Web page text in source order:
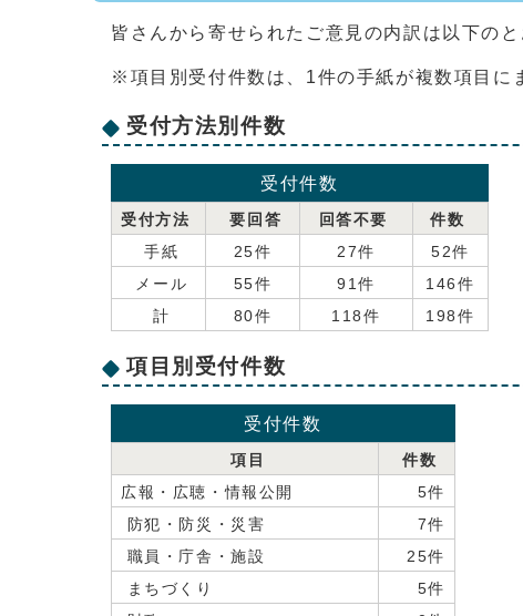
皆さんから寄せられたご意見の内訳は以下のと
※項目別受付件数は、1件の手紙が複数項目に
受付方法別件数
受付件数
受付方法 要回答 回答不要
件数
手紙
25件 27件
52件
メール
55件 91件
146件
計
80件 118件 198件
項目別受付件数
受付件数
項目
件数
広報・広聴・情報公開
5件
防犯・防災・災害
7件
職員・庁舎・施設
25件
まちづくり
5件